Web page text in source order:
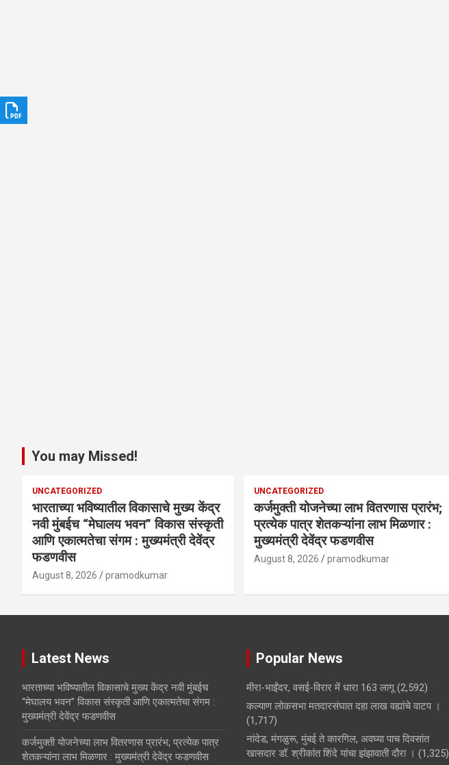
You may Missed!
UNCATEGORIZED
भारताच्या भविष्यातील विकासाचे मुख्य केंद्र
नवी मुंबईच “मेघालय भवन” विकास संस्कृती
आणि एकात्मतेचा संगम : मुख्यमंत्री देवेंद्र
फडणवीस
August 8, 2026 pramodkumar
UNCATEGORIZED
कर्जमुक्ती योजनेच्या लाभ वितरणास प्रारंभ;
प्रत्येक पात्र शेतकऱ्यांना लाभ मिळणार :
मुख्यमंत्री देवेंद्र फडणवीस
August 8, 2026 pramodkumar
Latest News
भारताच्या भविष्यातील विकासाचे मुख्य केंद्र नवी मुंबईच
“मेघालय भवन” विकास संस्कृती आणि एकात्मतेचा संगम :
मुख्यमंत्री देवेंद्र फडणवीस
कर्जमुक्ती योजनेच्या लाभ वितरणास प्रारंभ; प्रत्येक पात्र
शेतकऱ्यांना लाभ मिळणार : मुख्यमंत्री देवेंद्र फडणवीस
Popular News
मीरा-भाईंदर, वसई-विरार में धारा 163 लागू (2,592)
कल्याण लोकसभा मतदारसंघात दहा लाख वह्यांचे वाटप ।
(1,717)
नांदेड, मंगळुरू, मुंबई ते कारगिल, अवघ्या पाच दिवसांत
खासदार डॉ. श्रीकांत शिंदे यांचा झंझावाती दौरा । (1,325)